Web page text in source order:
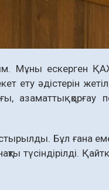
Мұны ескерген
ету әдістерін
қорғау
Бұл ғана
түсіндірілді.